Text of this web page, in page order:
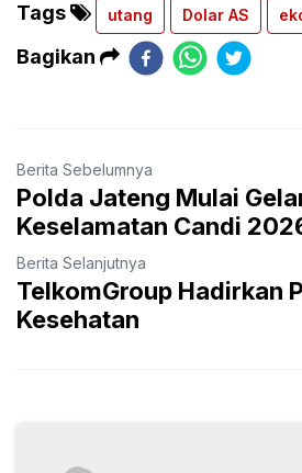
Tags
utang Dolar AS
Bagikan
Berita Sebelumnya
Polda Jateng Mulai
Keselamatan Candi
Berita Selanjutnya
TelkomGroup Hadirkan
Kesehatan